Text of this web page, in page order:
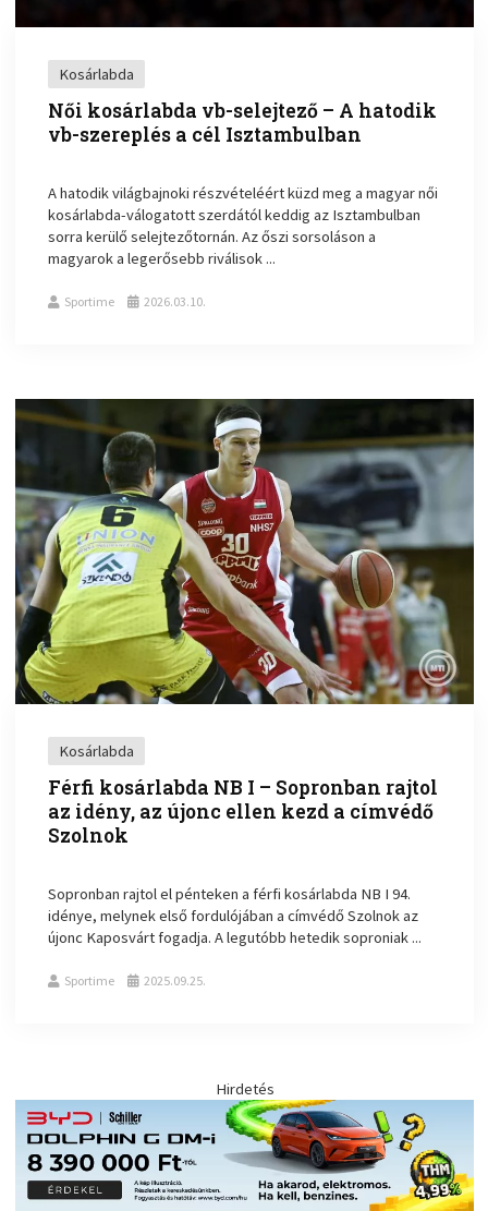
Kosárlabda
Női kosárlabda vb-selejtező – A hatodik
vb-szereplés a cél Isztambulban
A hatodik világbajnoki részvételéért küzd meg a magyar női
kosárlabda-válogatott szerdától keddig az Isztambulban
sorra kerülő selejtezőtornán. Az őszi sorsoláson a
magyarok a legerősebb riválisok ...
Sportime 2026.03.10.
Kosárlabda
Férfi kosárlabda NB I – Sopronban rajtol
az idény, az újonc ellen kezd a címvédő
Szolnok
Sopronban rajtol el pénteken a férfi kosárlabda NB I 94.
idénye, melynek első fordulójában a címvédő Szolnok az
újonc Kaposvárt fogadja. A legutóbb hetedik soproniak ...
Sportime 2025.09.25.
Hirdetés